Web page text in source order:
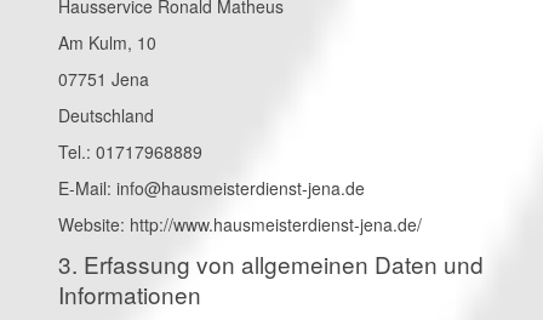
Hausservice Ronald Matheus
Am Kulm, 10
07751 Jena
Deutschland
Tel.: 01717968889
E-Mail: info@hausmeisterdienst-jena.de
Website: http://www.hausmeisterdienst-jena.de/
3. Erfassung von allgemeinen Daten und
Informationen